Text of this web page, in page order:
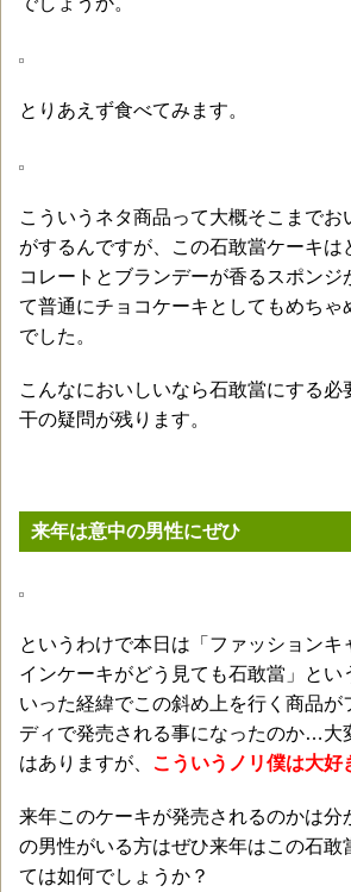
とりあえず食べてみます。
こういうネタ商品って大概そこまでお
がするんですが、この石敢當ケーキは
コレートとブランデーが香るスポンジ
て普通にチョコケーキとしてもめちゃ
でした。
こんなにおいしいなら石敢當にする
干の疑問が残ります。
来年は意中の男性にぜひ
というわけで本日は「ファッションキ
インケーキがどう見ても石敢當」とい
いった経緯でこの斜め上を行く商品が
ディで発売される事になったのか…大
はありますが、 こういうノリ僕は大好
来年このケーキが発売されるのかは分
の男性がいる方はぜひ来年はこの石敢
ては如何でしょうか？